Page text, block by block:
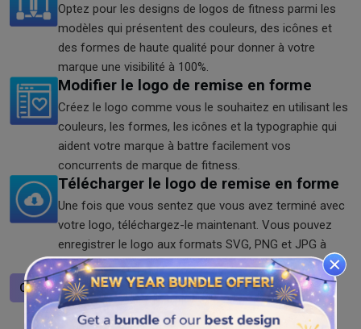
Optez pour les designs de logos de fitness parmi les
modèles qui présentent des couleurs, des icônes et
des formes de haute qualité pour donner à votre
marque une visibilité à 100%.
Modifier le logo de remise en forme
Créez le logo comme vous le souhaitez en utilisant les
couleurs, les formes, les icônes et la typographie qui
aident votre marque à battre facilement vos
concurrents de marque de fitness.
Télécharger le logo de remise en forme
Une fois que vous sentez que vous avez terminé avec
votre logo, téléchargez-le maintenant. Vous pouvez
enregistrer le logo aux formats SVG, PNG et JPG à
partir de notre générateur de logo.
Concevoir un logo